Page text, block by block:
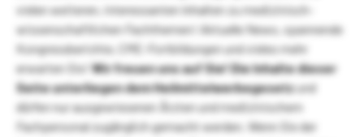
vielen weiteren, interessanten Inhalten zu medizinisch-
wissenschaftlichen Fachthemen! Aktuelle News, spannende
Kongressberichte, CME-Fortbildungen und vieles mehr
erwarten Sie!Wir freuen uns auf Sie!Die Inhalte dieser
Seite unterliegen dem Heilmittelwerbegesetzund
dürfen nur ausgewiesenen Ärzten und medizinischem
Fachpersonal zugänglich gemacht werden. Wenn Sie der